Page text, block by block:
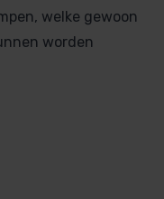
welke gewoon
worden